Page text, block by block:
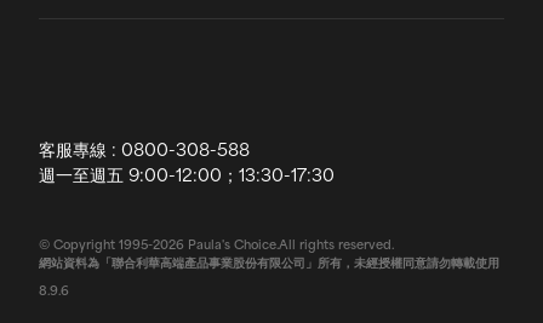
退換貨政策
聯絡我們
客服專線 : 0800-308-588
週一至週五 9:00-12:00；13:30-17:30
© Copyright 1995-2026 Paula's Choice.All rights reserved.
網站資料為「聯合利華高端產品事業股份有限公司」所有，未經授權同意請勿轉載使用
8.9.6